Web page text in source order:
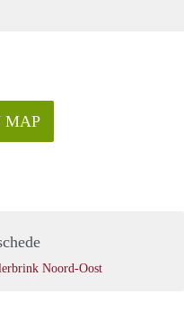
MAP
Noord-Oost